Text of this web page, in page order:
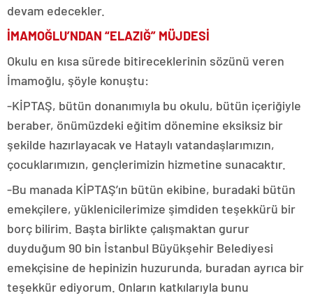
devam edecekler.
İMAMOĞLU’NDAN “ELAZIĞ” MÜJDESİ
Okulu en kısa sürede bitireceklerinin sözünü veren
İmamoğlu, şöyle konuştu:
-KİPTAŞ, bütün donanımıyla bu okulu, bütün içeriğiyle
beraber, önümüzdeki eğitim dönemine eksiksiz bir
şekilde hazırlayacak ve Hataylı vatandaşlarımızın,
çocuklarımızın, gençlerimizin hizmetine sunacaktır.
-Bu manada KİPTAŞ’ın bütün ekibine, buradaki bütün
emekçilere, yüklenicilerimize şimdiden teşekkürü bir
borç bilirim. Başta birlikte çalışmaktan gurur
duyduğum 90 bin İstanbul Büyükşehir Belediyesi
emekçisine de hepinizin huzurunda, buradan ayrıca bir
teşekkür ediyorum. Onların katkılarıyla bunu